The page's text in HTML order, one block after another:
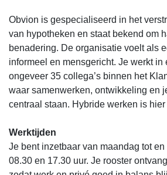
Obvion is gespecialiseerd in het
van hypotheken en staat bekend om
benadering. De organisatie voelt als
informeel en mensgericht. Je werkt in
ongeveer 35 collega’s binnen het
waar samenwerken, ontwikkeling en
centraal staan. Hybride werken is hier
Werktijden
Je bent inzetbaar van maandag tot
08.30 en 17.30 uur. Je rooster